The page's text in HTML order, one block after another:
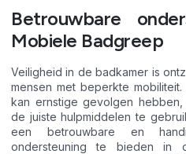
Betrouwbare
Mobiele Badgreep
Veiligheid in de badkamer is
mensen met beperkte
kan ernstige gevolgen
de juiste hulpmiddelen te
een betrouwbare en
ondersteuning te bieden in